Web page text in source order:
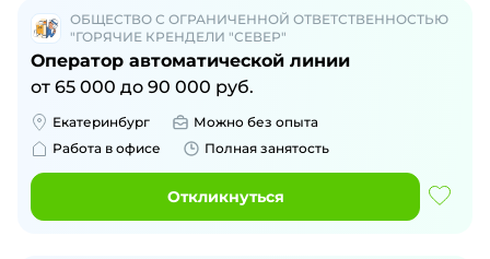
ОБЩЕСТВО С ОГРАНИЧЕННОЙ ОТВЕТСТВЕННОСТЬЮ
"ГОРЯЧИЕ КРЕНДЕЛИ "СЕВЕР"
Оператор автоматической линии
от 65 000 до 90 000 руб.
Екатеринбург
Можно без опыта
Работа в офисе
Полная занятость
Откликнуться